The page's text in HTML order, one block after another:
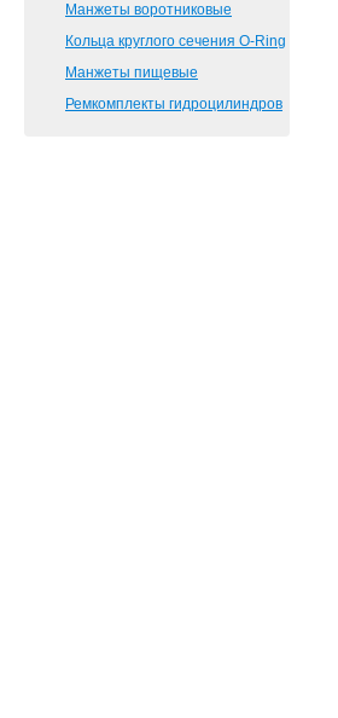
Манжеты воротниковые
Кольца круглого сечения O-Ring
Манжеты пищевые
Ремкомплекты гидроцилиндров